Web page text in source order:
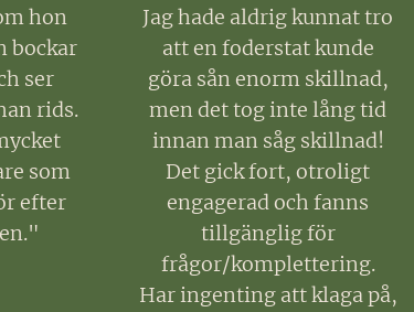
hon
bockar
ser
rids.
som
efter
Jag hade aldrig kunnat tro
att en foderstat kunde
göra sån enorm skillnad,
men det tog inte lång tid
innan man såg skillnad!
Det gick fort, otroligt
engagerad och fanns
tillgänglig för
frågor/komplettering.
Har ingenting att klaga på,